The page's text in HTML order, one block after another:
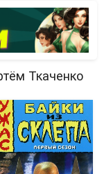
Ткаченко